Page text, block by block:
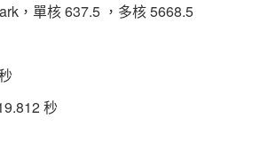
，單核 637.5 ，多核 5668.5
秒